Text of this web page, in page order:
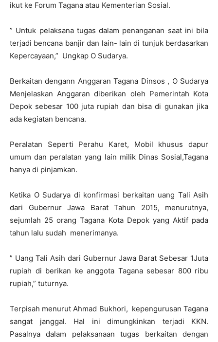
ikut ke Forum Tagana atau Kementerian Sosial.
” Untuk pelaksana tugas dalam penanganan saat ini bila
terjadi bencana banjir dan lain- lain di tunjuk berdasarkan
Kepercayaan,” Ungkap O Sudarya.
Berkaitan dengann Anggaran Tagana Dinsos , O Sudarya
Menjelaskan Anggaran diberikan oleh Pemerintah Kota
Depok sebesar 100 juta rupiah dan bisa di gunakan jika
ada kegiatan bencana.
Peralatan Seperti Perahu Karet, Mobil khusus dapur
umum dan peralatan yang lain milik Dinas Sosial,Tagana
hanya di pinjamkan.
Ketika O Sudarya di konfirmasi berkaitan uang Tali Asih
dari Gubernur Jawa Barat Tahun 2015, menurutnya,
sejumlah 25 orang Tagana Kota Depok yang Aktif pada
tahun lalu sudah menerimanya.
” Uang Tali Asih dari Gubernur Jawa Barat Sebesar 1Juta
rupiah di berikan ke anggota Tagana sebesar 800 ribu
rupiah,” tuturnya.
Terpisah menurut Ahmad Bukhori, kepengurusan Tagana
sangat janggal. Hal ini dimungkinkan terjadi KKN.
Pasalnya dalam pelaksanaan tugas berkaitan dengan